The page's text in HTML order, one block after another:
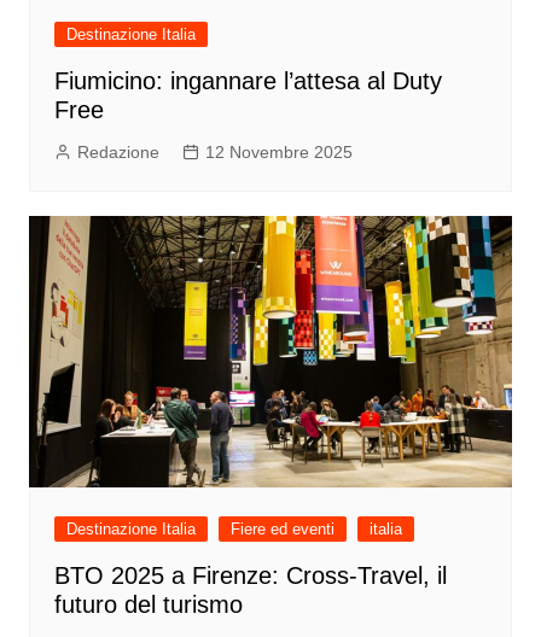
Destinazione Italia
Fiumicino: ingannare l’attesa al Duty
Free
Redazione 12 Novembre 2025
Destinazione Italia Fiere ed eventi italia
BTO 2025 a Firenze: Cross-Travel, il
futuro del turismo